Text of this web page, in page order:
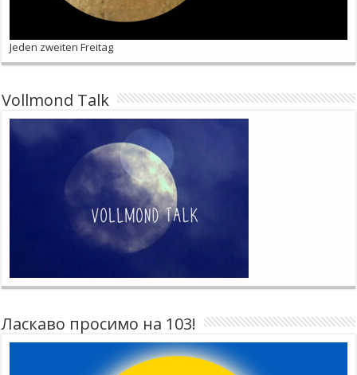
Jeden zweiten Freitag
Vollmond Talk
Ласкаво просимо на 103!